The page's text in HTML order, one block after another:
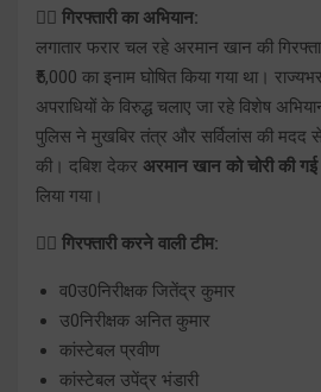
🕵️‍♂️ गिरफ्तारी का अभियान:
लगातार फरार चल रहे अरमान खान की
₹5,000 का इनाम घोषित किया गया था।
अपराधियों के विरुद्ध चलाए जा रहे विशेष
पुलिस ने मुखबिर तंत्र और सर्विलांस की
की। दबिश देकर अरमान खान को चोरी की गई
लिया गया।
👮‍♂️ गिरफ्तारी करने वाली टीम:
व0उ0निरीक्षक जितेंद्र कुमार
उ0निरीक्षक अनित कुमार
कांस्टेबल प्रवीण
कांस्टेबल उपेंद्र भंडारी